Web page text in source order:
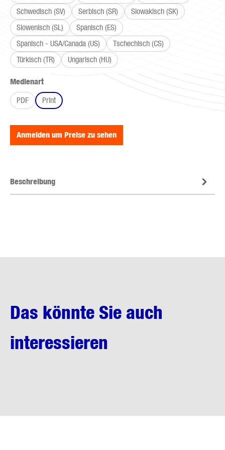
Schwedisch (SV) Serbisch (SR)
Slowakisch (SK)
Slowenisch (SL)
Spanisch (ES)
Spanisch - USA/Canada (US)
Tschechisch (CS)
Türkisch (TR)
Ungarisch (HU)
Medienartauswählen
PDF
Print
Anmelden um Preise zu sehen
Beschreibung
Das könnte Sie auch
interessieren